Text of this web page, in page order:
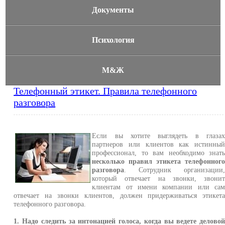
Документы
Психология
М&Ж
Телефонный этикет. Правила телефонного
разговора
Если вы хотите выглядеть в глазах
партнеров или клиентов как истинный
профессионал, то вам необходимо знать
несколько правил этикета телефонного
разговора . Сотрудник организации,
который отвечает на звонки, звонит
клиентам от имени компании или сам
отвечает на звонки клиентов, должен придерживаться этикета
телефонного разговора.
1. Надо следить за интонацией голоса, когда вы ведете деловой